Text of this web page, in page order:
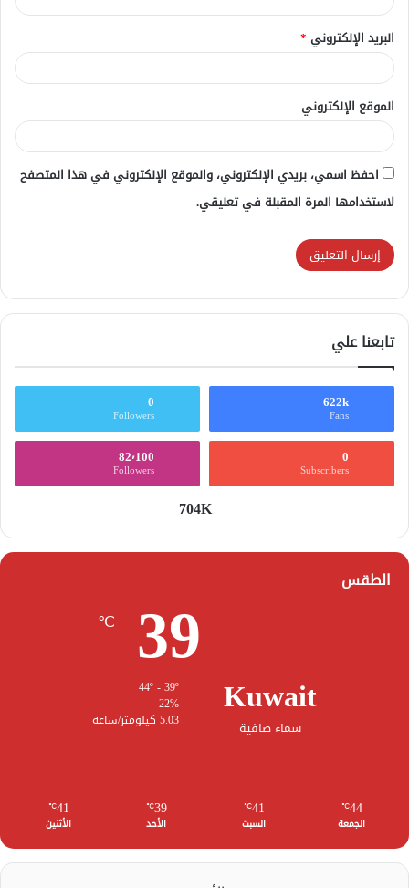
البريد الإلكتروني *
الموقع الإلكتروني
احفظ اسمي، بريدي الإلكتروني، والموقع الإلكتروني في هذا المتصفح
لاستخدامها المرة المقبلة في تعليقي.
تابعنا علي
622k
Fans
0
Followers
0
Subscribers
82٬100
Followers
704K
الطقس
Kuwait
سماء صافية
39
℃
22%
5.03 كيلومتر/ساعة
44
℃
الجمعة
41
℃
السبت
39
℃
الأحد
41
℃
الأثنين